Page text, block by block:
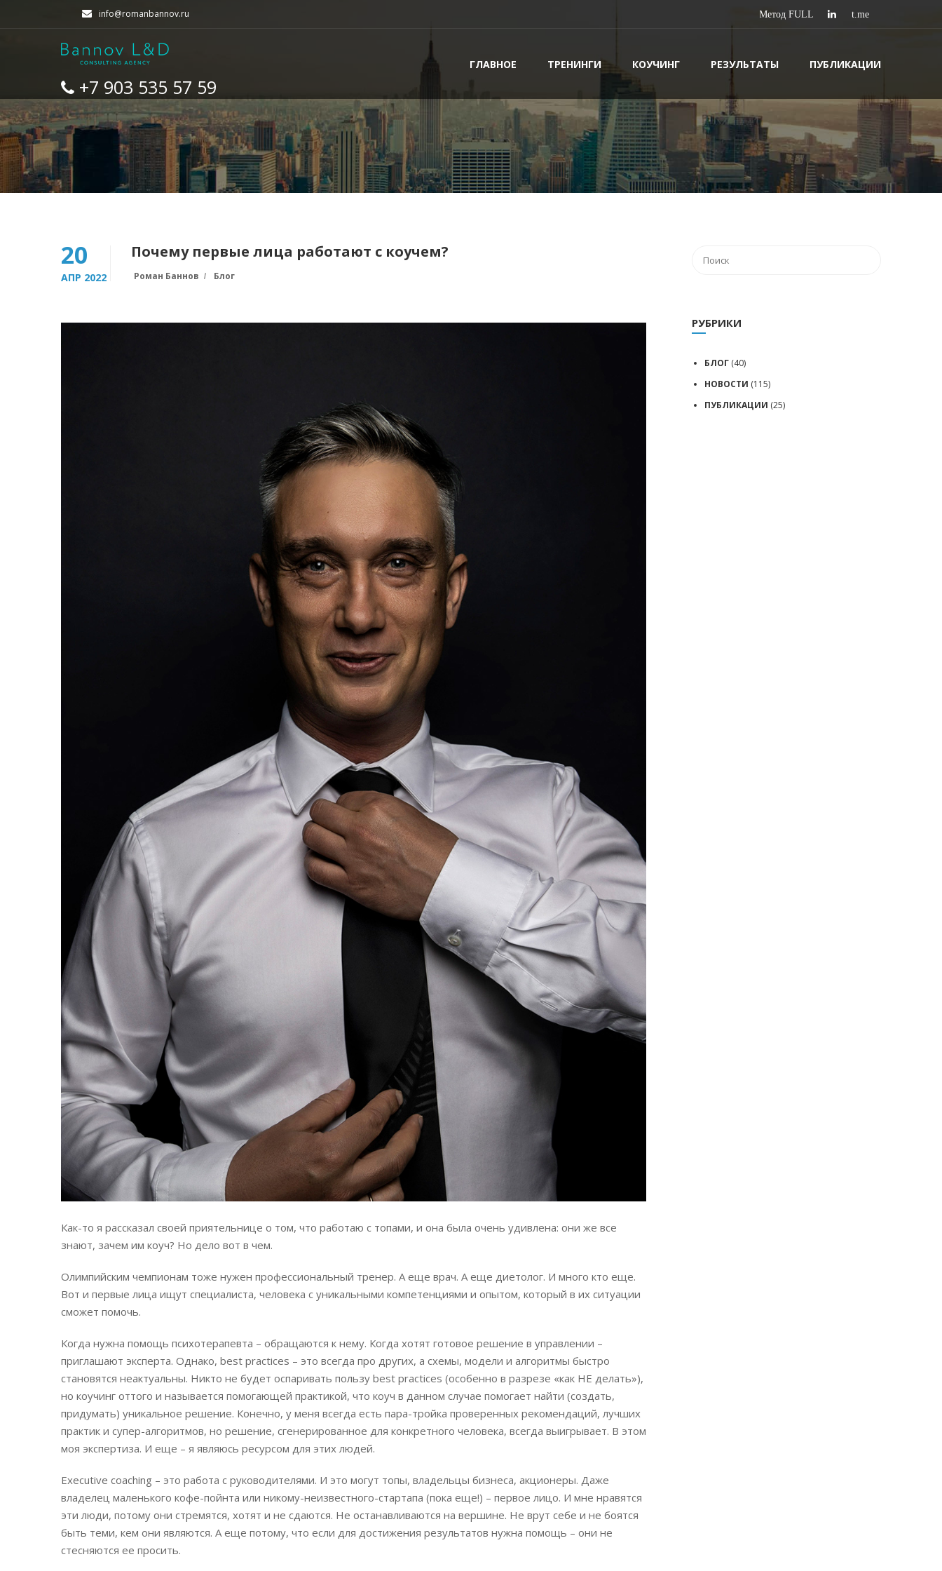
info@romanbannov.ru
+7 903 535 57 59
ГЛАВНОЕ ТРЕНИНГИ КОУЧИНГ РЕЗУЛЬТАТЫ ПУБЛИКАЦИИ
20
АПР 2022
Почему первые лица работают с коучем?
Роман Баннов Блог
Как-то я рассказал своей приятельнице о том, что работаю с топами, и она была очень удивлена: они же все
знают, зачем им коуч? Но дело вот в чем.
Олимпийским чемпионам тоже нужен профессиональный тренер. А еще врач. А еще диетолог. И много кто еще.
Вот и первые лица ищут специалиста, человека с уникальными компетенциями и опытом, который в их ситуации
сможет помочь.
Когда нужна помощь психотерапевта – обращаются к нему. Когда хотят готовое решение в управлении –
приглашают эксперта. Однако, best practices – это всегда про других, а схемы, модели и алгоритмы быстро
становятся неактуальны. Никто не будет оспаривать пользу best practices (особенно в разрезе «как НЕ делать»),
но коучинг оттого и называется помогающей практикой, что коуч в данном случае помогает найти (создать,
придумать) уникальное решение. Конечно, у меня всегда есть пара-тройка проверенных рекомендаций, лучших
практик и супер-алгоритмов, но решение, сгенерированное для конкретного человека, всегда выигрывает. В этом
моя экспертиза. И еще – я являюсь ресурсом для этих людей.
Executive coaching – это работа с руководителями. И это могут топы, владельцы бизнеса, акционеры. Даже
владелец маленького кофе-пойнта или никому-неизвестного-стартапа (пока еще!) – первое лицо. И мне нравятся
эти люди, потому они стремятся, хотят и не сдаются. Не останавливаются на вершине. Не врут себе и не боятся
быть теми, кем они являются. А еще потому, что если для достижения результатов нужна помощь – они не
стесняются ее просить.
РУБРИКИ
БЛОГ (40)
НОВОСТИ (115)
ПУБЛИКАЦИИ (25)